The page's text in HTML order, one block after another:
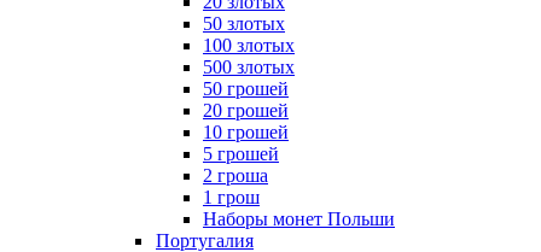
50 злотых
100 злотых
500 злотых
50 грошей
20 грошей
10 грошей
5 грошей
2 гроша
1 грош
Наборы монет Польши
Португалия